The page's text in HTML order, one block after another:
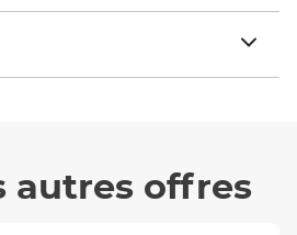
autres offres